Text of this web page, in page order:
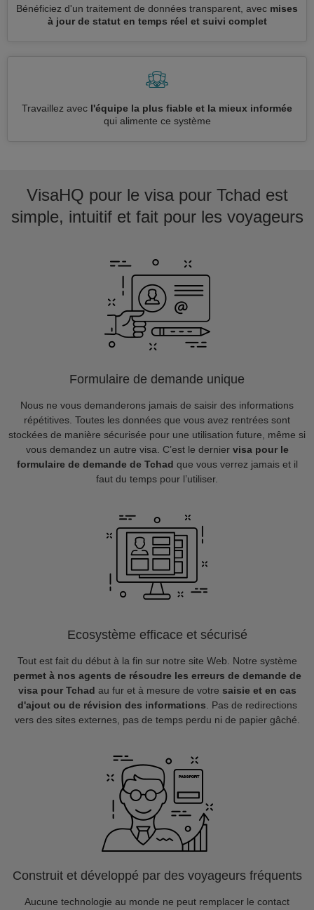
Bénéficiez d'un traitement de données transparent, avec mises
à jour de statut en temps réel et suivi complet
Travaillez avec l'équipe la plus fiable et la mieux informée
qui alimente ce système
VisaHQ pour le visa pour Tchad est
simple, intuitif et fait pour les voyageurs
Formulaire de demande unique
Nous ne vous demanderons jamais de saisir des informations
répétitives. Toutes les données que vous avez rentrées sont
stockées de manière sécurisée pour une utilisation future, même si
vous demandez un autre visa. C’est le dernier visa pour le
formulaire de demande de Tchad que vous verrez jamais et il
faut du temps pour l’utiliser.
Ecosystème efficace et sécurisé
Tout est fait du début à la fin sur notre site Web. Notre système
permet à nos agents de résoudre les erreurs de demande de
visa pour Tchad au fur et à mesure de votre saisie et en cas
d'ajout ou de révision des informations . Pas de redirections
vers des sites externes, pas de temps perdu ni de papier gâché.
Construit et développé par des voyageurs fréquents
Aucune technologie au monde ne peut remplacer le contact